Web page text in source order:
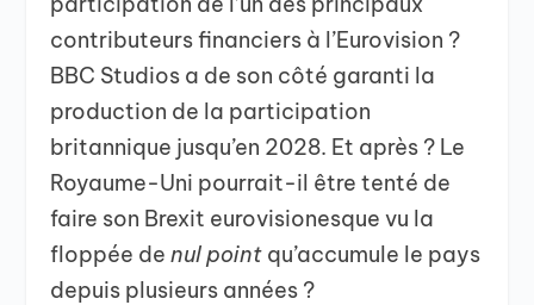
contributeurs financiers à l’Eurovision ?
BBC Studios a de son côté garanti la
production de la participation
britannique jusqu’en 2028. Et après ? Le
Royaume-Uni pourrait-il être tenté de
faire son Brexit eurovisionesque vu la
floppée denul point qu’accumule le pays
depuis plusieurs années ?